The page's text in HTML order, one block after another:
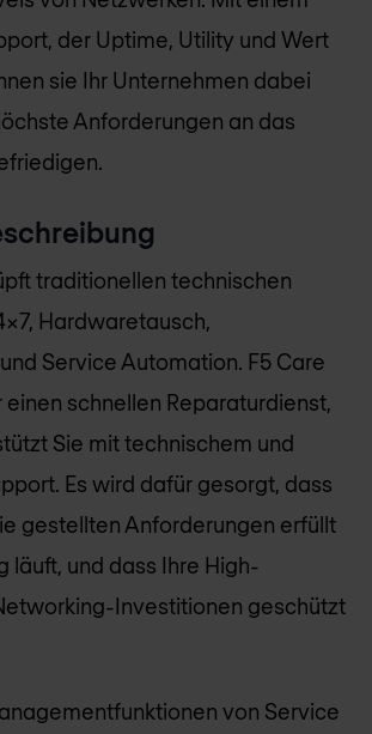
der Uptime, Utility und Wert
sie Ihr Unternehmen dabei
Anforderungen an das
traditionellen technischen
Hardwaretausch,
Service Automation. F5 Care
schnellen Reparaturdienst,
Sie mit technischem und
Es wird dafür gesorgt, dass
gestellten Anforderungen erfüllt
läuft, und dass Ihre High-
Investitionen geschützt
von Service